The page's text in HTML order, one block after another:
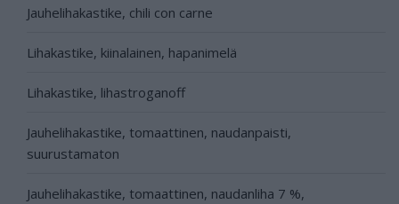
Jauhelihakastike, chili con carne
Lihakastike, kiinalainen, hapanimelä
Lihakastike, lihastroganoff
Jauhelihakastike, tomaattinen, naudanpaisti,
suurustamaton
Jauhelihakastike, tomaattinen, naudanliha 7 %,